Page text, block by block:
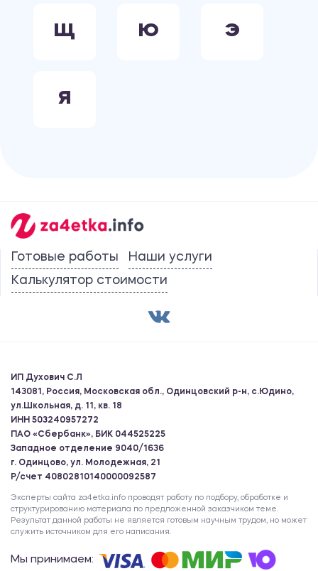
Щ Ю Э
Я
Готовые работы
Наши услуги
Калькулятор стоимости
ИП Духович С.Л
143081, Россия, Московская обл., Одинцовский р-н, с.Юдино,
ул.Школьная, д. 11, кв. 18
ИНН 503240957272
ПАО «Сбербанк», БИК 044525225
Западное отделение 9040/1636
г. Одинцово, ул. Молодежная, 21
Р/счет 40802810140000092587
Эксперты сайта za4etka.info проводят работу по подбору, обработке и
структурированию материала по предложенной заказчиком теме.
Результат данной работы не является готовым научным трудом, но может
служить источником для его написания.
Мы принимаем: